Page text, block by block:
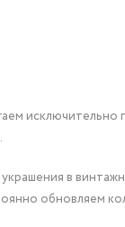
исключительно
в
обновляем